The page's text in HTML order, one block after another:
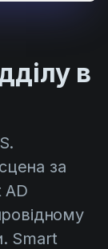
в
за
AD
Smart